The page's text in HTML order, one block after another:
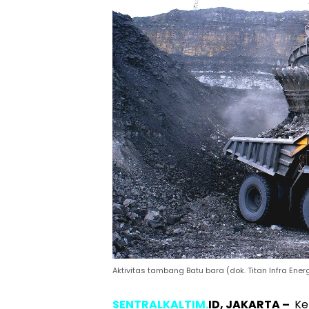
Aktivitas tambang Batu bara (dok. Titan Infra
SENTRALKALTIM.ID, JAKARTA –